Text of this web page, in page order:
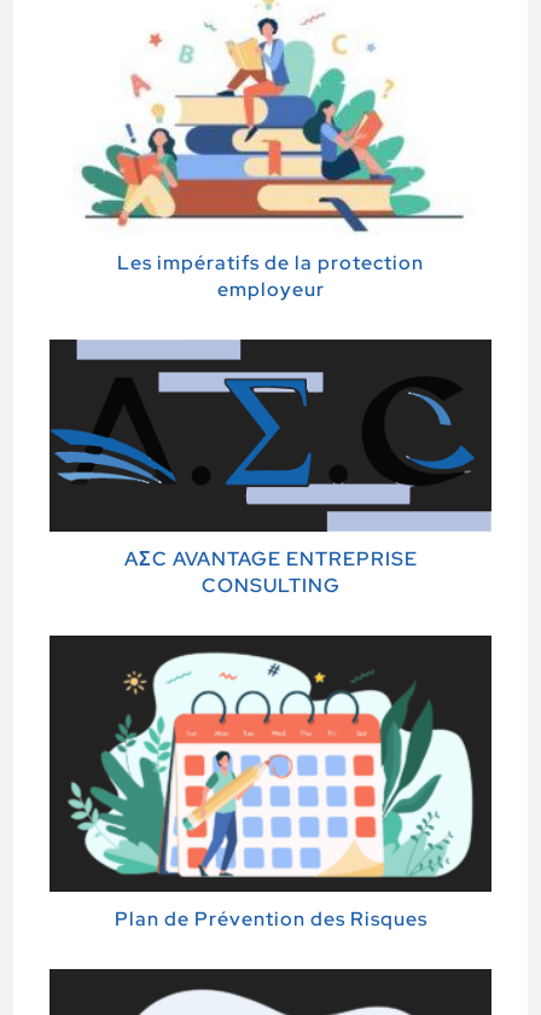
Les impératifs de la protection
employeur
AΣC AVANTAGE ENTREPRISE
CONSULTING
Plan de Prévention des Risques